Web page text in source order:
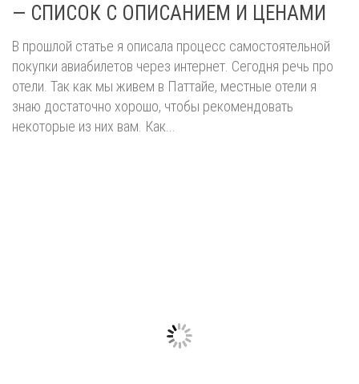
— СПИСОК С ОПИСАНИЕМ И ЦЕНАМИ
В прошлой статье я описала процесс самостоятельной
покупки авиабилетов через интернет. Сегодня речь про
отели. Так как мы живем в Паттайе, местные отели я
знаю достаточно хорошо, чтобы рекомендовать
некоторые из них вам. Как...